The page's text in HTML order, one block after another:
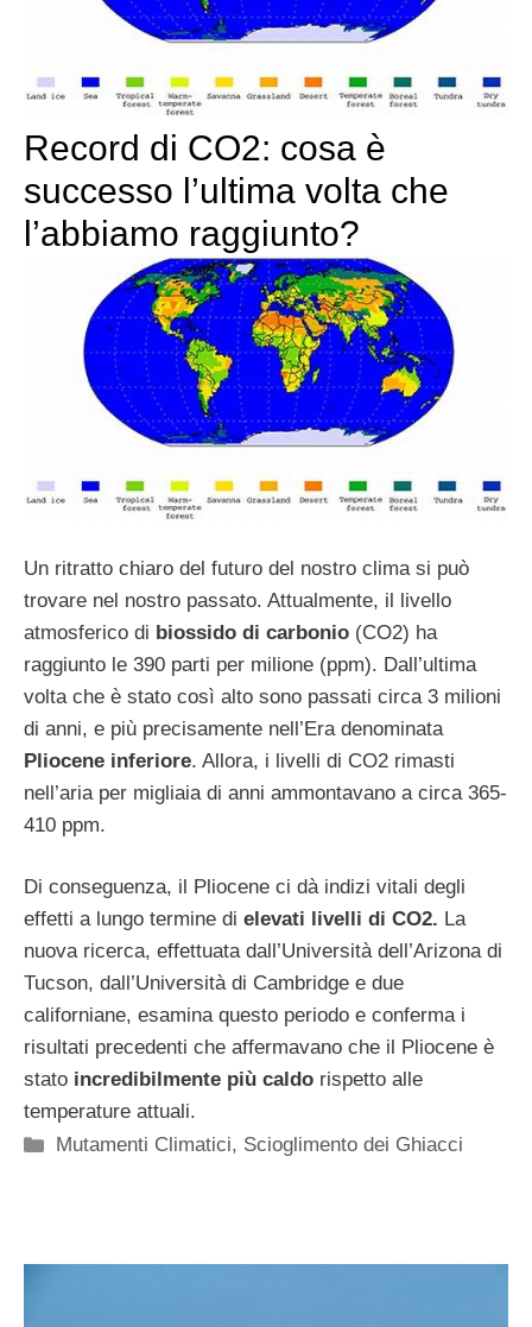
Record di CO2: cosa è
successo l’ultima volta che
l’abbiamo raggiunto?
Un ritratto chiaro del futuro del nostro clima si può
trovare nel nostro passato. Attualmente, il livello
atmosferico di biossido di carbonio (CO2) ha
raggiunto le 390 parti per milione (ppm). Dall’ultima
volta che è stato così alto sono passati circa 3 milioni
di anni, e più precisamente nell’Era denominata
Pliocene inferiore. Allora, i livelli di CO2 rimasti
nell’aria per migliaia di anni ammontavano a circa 365-
410 ppm.
Di conseguenza, il Pliocene ci dà indizi vitali degli
effetti a lungo termine di elevati livelli di CO2. La
nuova ricerca, effettuata dall’Università dell’Arizona di
Tucson, dall’Università di Cambridge e due
californiane, esamina questo periodo e conferma i
risultati precedenti che affermavano che il Pliocene è
stato incredibilmente più caldo rispetto alle
temperature attuali.
Categorie
Mutamenti Climatici, Scioglimento dei Ghiacci